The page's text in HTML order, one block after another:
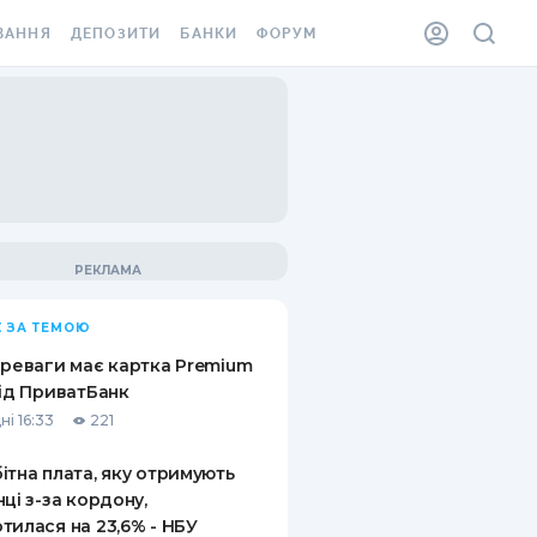
ВІНЬЄТКА
ВІД
ВИПАДКІВ
ДЕПОЗИТИ
ПИТАННЯ ТА ВІДПОВІДІ
ПУТІВНИКИ ПО
БАНКИ ФОРУМ
ЗА ТЕМОЮ
має картка Premium
ПриватБанк
16:33 221
плата, яку отримують
з-за кордону,
на 23,6% - НБУ